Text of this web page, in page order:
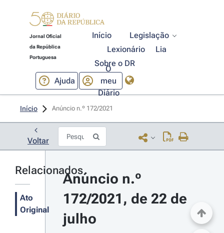
Jornal Oficial
da República
Portuguesa
Início
Legislação
Lexionário
Lia
Sobre o DR
Ajuda
O
meu
Diário
Início Anúncio n.º 172/2021
Voltar
Relacionados
Ato
Original
Anúncio n.º
172/2021, de 22 de
julho